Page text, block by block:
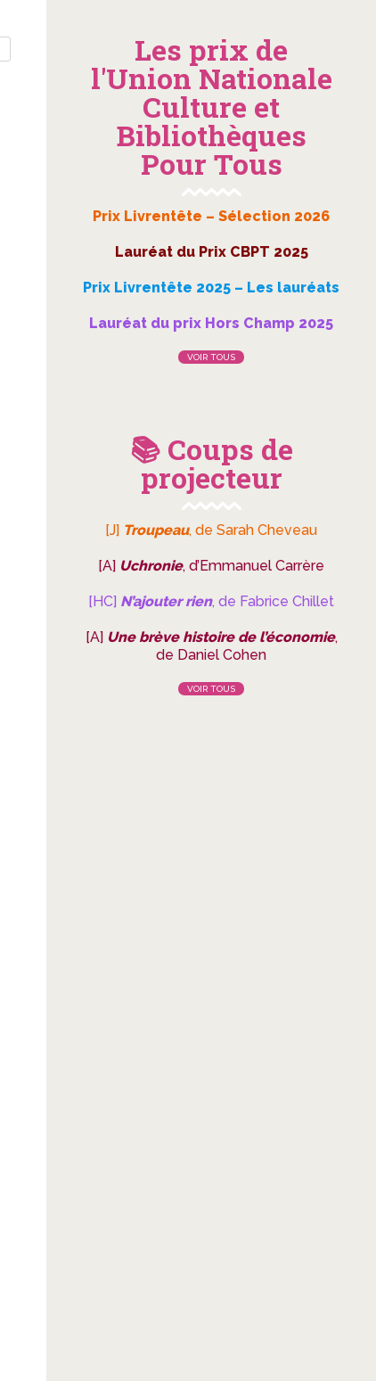
Les prix de
l'Union Nationale
Culture et
Bibliothèques
Pour Tous
Prix Livrentête – Sélection 2026
Lauréat du Prix CBPT 2025
Prix Livrentête 2025 – Les lauréats
Lauréat du prix Hors Champ 2025
VOIR TOUS
📚 Coups de
projecteur
[J] Troupeau, de Sarah Cheveau
[A] Uchronie, d’Emmanuel Carrère
[HC] N’ajouter rien, de Fabrice Chillet
[A] Une brève histoire de l’économie,
de Daniel Cohen
VOIR TOUS